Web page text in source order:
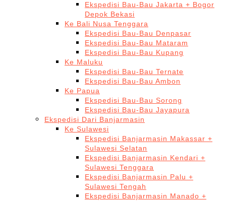
Ekspedisi Bau-Bau Jakarta + Bogor
Depok Bekasi
Ke Bali Nusa Tenggara
Ekspedisi Bau-Bau Denpasar
Ekspedisi Bau-Bau Mataram
Ekspedisi Bau-Bau Kupang
Ke Maluku
Ekspedisi Bau-Bau Ternate
Ekspedisi Bau-Bau Ambon
Ke Papua
Ekspedisi Bau-Bau Sorong
Ekspedisi Bau-Bau Jayapura
Ekspedisi Dari Banjarmasin
Ke Sulawesi
Ekspedisi Banjarmasin Makassar +
Sulawesi Selatan
Ekspedisi Banjarmasin Kendari +
Sulawesi Tenggara
Ekspedisi Banjarmasin Palu +
Sulawesi Tengah
Ekspedisi Banjarmasin Manado +